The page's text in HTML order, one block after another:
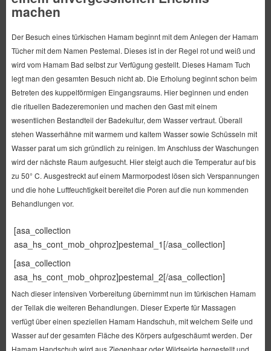
machen
Der Besuch eines türkischen Hamam beginnt mit dem Anlegen der Hamam
Tücher mit dem Namen Pestemal. Dieses ist in der Regel rot und weiß und
wird vom Hamam Bad selbst zur Verfügung gestellt. Dieses Hamam Tuch
legt man den gesamten Besuch nicht ab. Die Erholung beginnt schon beim
Betreten des kuppelförmigen Eingangsraums. Hier beginnen und enden
die rituellen Badezeremonien und machen den Gast mit einem
wesentlichen Bestandteil der Badekultur, dem Wasser vertraut. Überall
stehen Wasserhähne mit warmem und kaltem Wasser sowie Schüsseln mit
Wasser parat um sich gründlich zu reinigen. Im Anschluss der Waschungen
wird der nächste Raum aufgesucht. Hier steigt auch die Temperatur auf bis
zu 50° C. Ausgestreckt auf einem Marmorpodest lösen sich Verspannungen
und die hohe Luftfeuchtigkeit bereitet die Poren auf die nun kommenden
Behandlungen vor.
[asa_collection
asa_hs_cont_mob_ohproz]pestemal_1[/asa_collection]
[asa_collection
asa_hs_cont_mob_ohproz]pestemal_2[/asa_collection]
Nach dieser intensiven Vorbereitung übernimmt nun im türkischen Hamam
der Tellak die weiteren Behandlungen. Dieser Experte für Massagen
verfügt über einen speziellen Hamam Handschuh, mit welchem Seife und
Wasser auf der gesamten Fläche des Körpers aufgeschäumt werden. Der